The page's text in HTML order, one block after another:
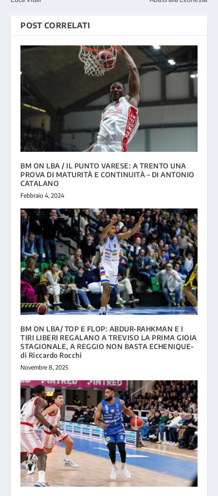
POST CORRELATI
BM ON LBA / IL PUNTO VARESE: A TRENTO UNA
PROVA DI MATURITÀ E CONTINUITÀ – DI ANTONIO
CATALANO
Febbraio 4, 2024
BM ON LBA/ TOP E FLOP: ABDUR-RAHKMAN E I
TIRI LIBERI REGALANO A TREVISO LA PRIMA GIOIA
STAGIONALE, A REGGIO NON BASTA ECHENIQUE-
di Riccardo Rocchi
Novembre 8, 2025